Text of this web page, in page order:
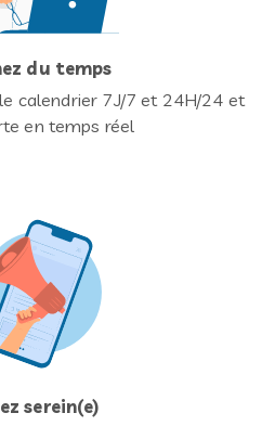
du temps
calendrier 7J/7 et 24H/24 et
en temps réel
serein(e)